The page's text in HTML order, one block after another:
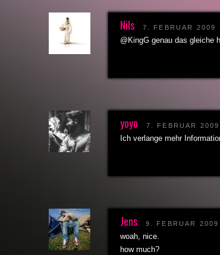
Nils 7. FEBRUAR 2009
@KingG genau das gleiche
yoyo 7. FEBRUAR 2009
Ich verlange mehr
Jens 9. FEBRUAR 2009
woah, nice.
how much?